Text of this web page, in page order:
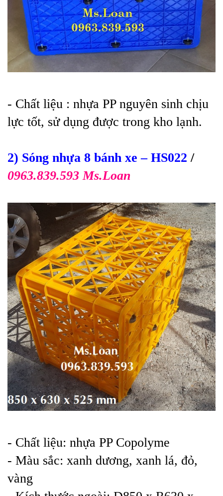
- Chất liệu : nhựa PP nguyên sinh chịu
lực tốt, sử dụng được trong kho lạnh.
2) Sóng nhựa 8 bánh xe – HS022 /
0963.839.593 Ms.Loan
- Chất liệu: nhựa PP Copolyme
- Màu sắc: xanh dương, xanh lá, đỏ,
vàng